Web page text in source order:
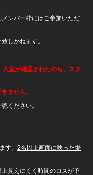
ンバー枠にはご参加いただ
しかねます。
入室が確認されたのち、スタ
ません。
ください。
す。 2名以上画面に映った場
にくく時間のロスが予